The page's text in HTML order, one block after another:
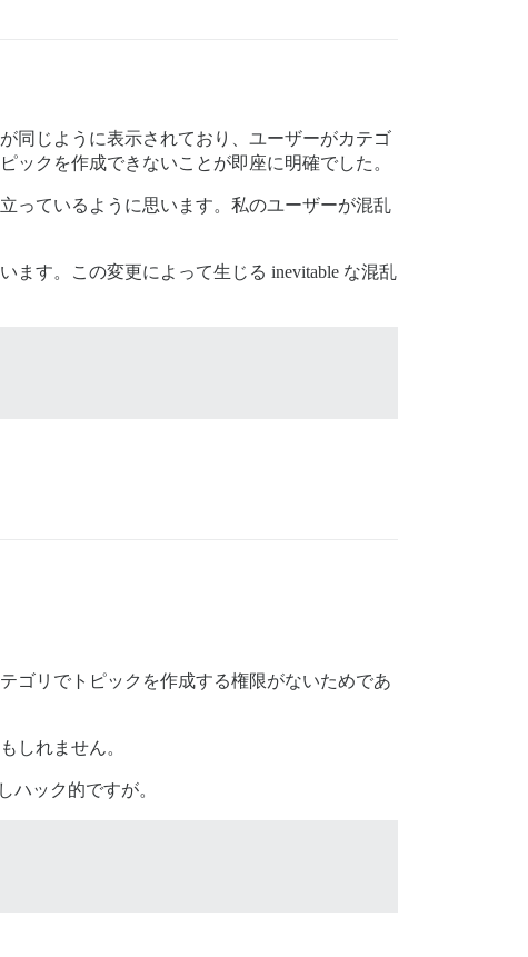
同じように表示されており、ユーザーがカテゴ
ックを作成できないことが即座に明確でした。
っているように思います。私のユーザーが混乱
す。この変更によって生じる inevitable な混乱
ゴリでトピックを作成する権限がないためであ
しれません。
ハック的ですが。